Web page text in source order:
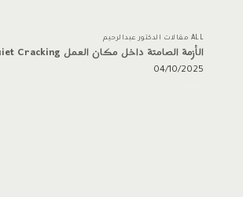
ALL مقالات الدكتور عبدالرحيم
الأزمة الصامتة داخل مكان العمل Quiet Cracking
04/10/2025